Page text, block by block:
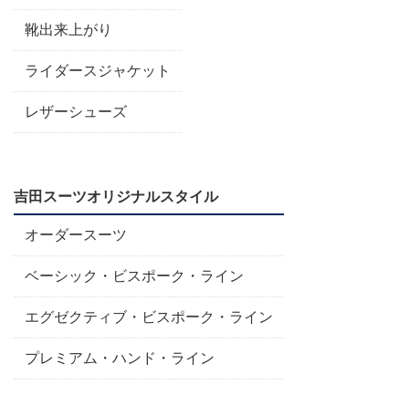
靴出来上がり
ライダースジャケット
レザーシューズ
吉田スーツオリジナルスタイル
オーダースーツ
ベーシック・ビスポーク・ライン
エグゼクティブ・ビスポーク・ライン
プレミアム・ハンド・ライン